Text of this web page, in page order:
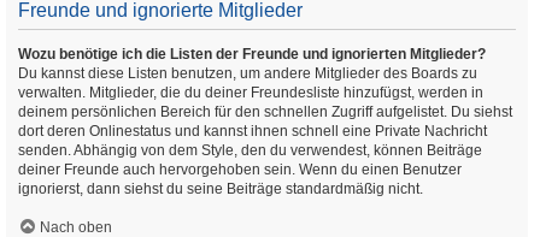
Freunde und ignorierte Mitglieder
Wozu benötige ich die Listen der Freunde und ignorierten Mitglieder?
Du kannst diese Listen benutzen, um andere Mitglieder des Boards zu
verwalten. Mitglieder, die du deiner Freundesliste hinzufügst, werden in
deinem persönlichen Bereich für den schnellen Zugriff aufgelistet. Du siehst
dort deren Onlinestatus und kannst ihnen schnell eine Private Nachricht
senden. Abhängig von dem Style, den du verwendest, können Beiträge
deiner Freunde auch hervorgehoben sein. Wenn du einen Benutzer
ignorierst, dann siehst du seine Beiträge standardmäßig nicht.
Nach oben